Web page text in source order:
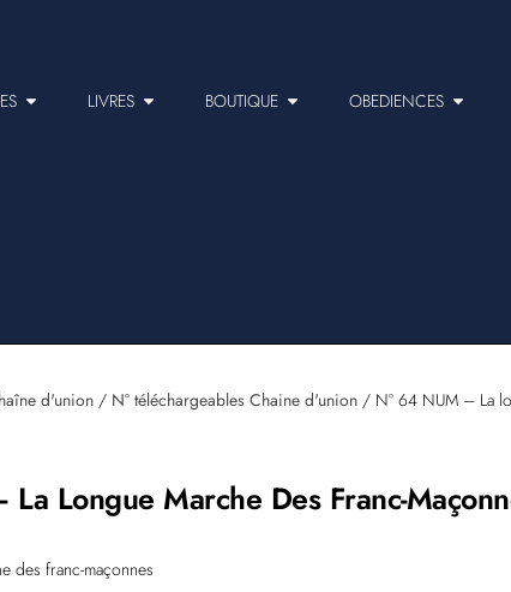
LIVRES BOUTIQUE OBEDIENCES
d'union/ N° téléchargeables Chaine d'union/ N° 64 NUM – La
Longue Marche Des Franc-
des franc-maçonnes